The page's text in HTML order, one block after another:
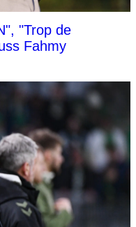
"Trop de
Fahmy